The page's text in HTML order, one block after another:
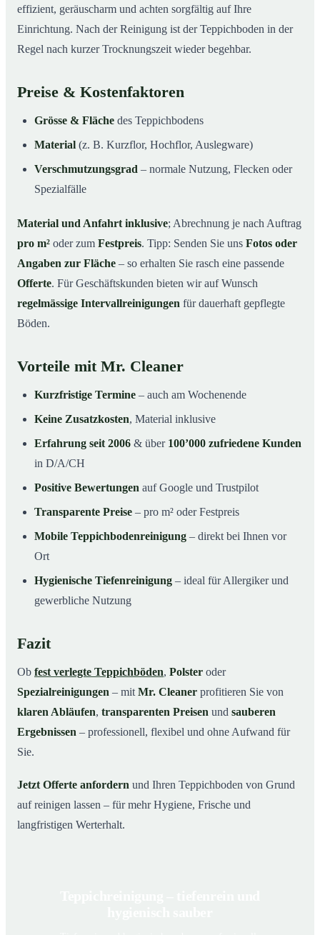
effizient, geräuscharm und achten sorgfältig auf Ihre
Einrichtung. Nach der Reinigung ist der Teppichboden in der
Regel nach kurzer Trocknungszeit wieder begehbar.
Preise & Kostenfaktoren
Grösse & Fläche des Teppichbodens
Material (z. B. Kurzflor, Hochflor, Auslegware)
Verschmutzungsgrad – normale Nutzung, Flecken oder
Spezialfälle
Material und Anfahrt inklusive; Abrechnung je nach Auftrag
pro m² oder zum Festpreis. Tipp: Senden Sie uns Fotos oder
Angaben zur Fläche – so erhalten Sie rasch eine passende
Offerte. Für Geschäftskunden bieten wir auf Wunsch
regelmässige Intervallreinigungen für dauerhaft gepflegte
Böden.
Vorteile mit Mr. Cleaner
Kurzfristige Termine – auch am Wochenende
Keine Zusatzkosten, Material inklusive
Erfahrung seit 2006 & über 100’000 zufriedene Kunden
in D/A/CH
Positive Bewertungen auf Google und Trustpilot
Transparente Preise – pro m² oder Festpreis
Mobile Teppichbodenreinigung – direkt bei Ihnen vor
Ort
Hygienische Tiefenreinigung – ideal für Allergiker und
gewerbliche Nutzung
Fazit
Ob fest verlegte Teppichböden, Polster oder
Spezialreinigungen – mit Mr. Cleaner profitieren Sie von
klaren Abläufen, transparenten Preisen und sauberen
Ergebnissen – professionell, flexibel und ohne Aufwand für
Sie.
Jetzt Offerte anfordern und Ihren Teppichboden von Grund
auf reinigen lassen – für mehr Hygiene, Frische und
langfristigen Werterhalt.